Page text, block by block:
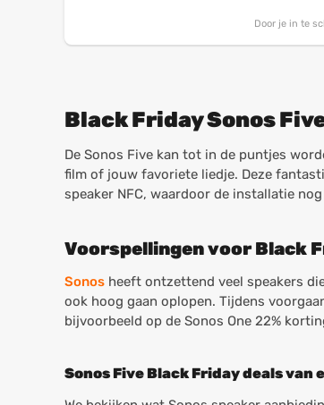
Door je in te
Black Friday Sonos
De Sonos Five kan tot in de puntjes
film of jouw favoriete liedje. Deze
speaker NFC, waardoor de installatie
Voorspellingen voor Black
Sonos heeft ontzettend veel speakers
ook hoog gaan oplopen. Tijdens
bijvoorbeeld op de Sonos One 22%
Sonos Five Black Friday deals van